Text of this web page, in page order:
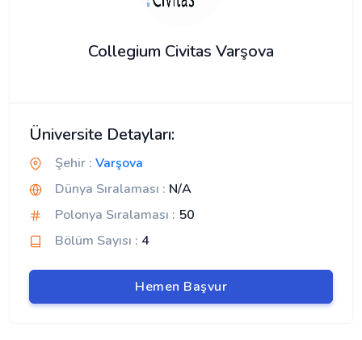
Collegium Civitas Varşova
Üniversite Detayları:
Şehir : Varşova
Dünya Sıralaması : N/A
Polonya Sıralaması : 50
Bölüm Sayısı : 4
Hemen Başvur